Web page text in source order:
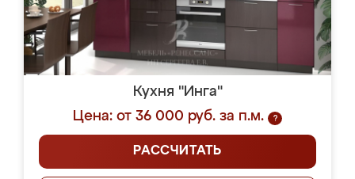
Кухня "Инга"
Цена: от 36 000 руб. за п.м.
?
РАССЧИТАТЬ